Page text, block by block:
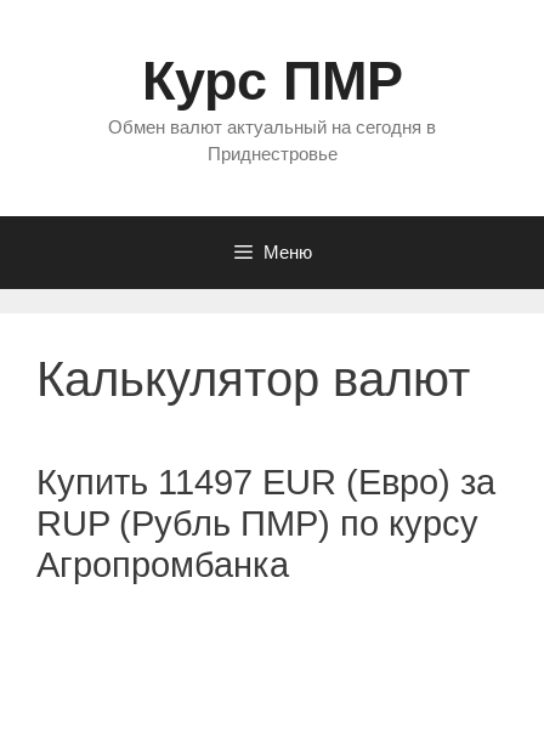
Курс ПМР
Обмен валют актуальный на сегодня в
Приднестровье
Меню
Калькулятор валют
Купить 11497 EUR (Евро) за
RUP (Рубль ПМР) по курсу
Агропромбанка